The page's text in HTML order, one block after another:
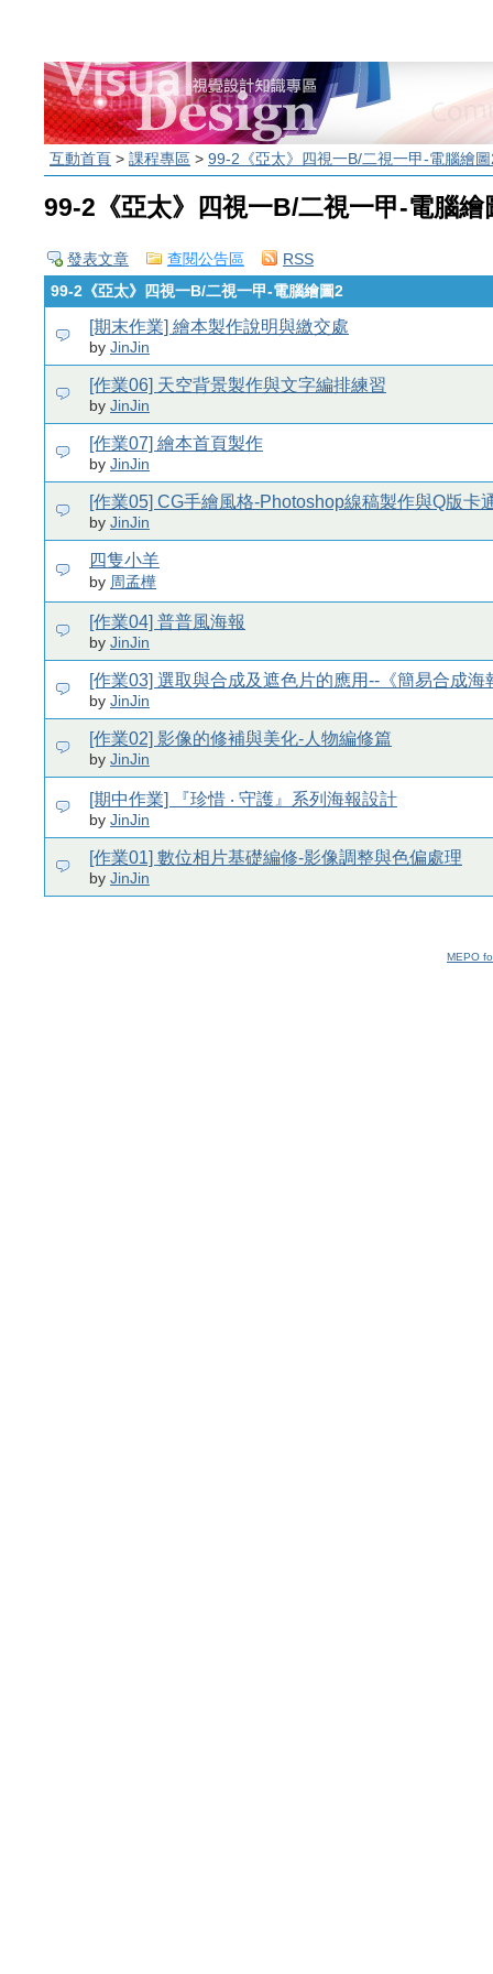
互動首頁 > 課程專區 > 99-2《亞太》四視一B/二視一甲-電腦繪
99-2《亞太》四視一B/二視一甲-電腦繪
發表文章 查閱公告區
RSS
99-2《亞太》四視一B/二視一甲-電腦繪圖2
[期末作業] 繪本製作說明與繳交處
by JinJin
[作業06] 天空背景製作與文字編排練習
by JinJin
[作業07] 繪本首頁製作
by JinJin
[作業05] CG手繪風格-Photoshop線稿製作與Q版卡
by JinJin
四隻小羊
by 周孟樺
[作業04] 普普風海報
by JinJin
[作業03] 選取與合成及遮色片的應用--《簡易合成海
by JinJin
[作業02] 影像的修補與美化-人物編修篇
by JinJin
[期中作業] 『珍惜 ‧ 守護』系列海報設計
by JinJin
[作業01] 數位相片基礎編修-影像調整與色偏處理
by JinJin
MEPO